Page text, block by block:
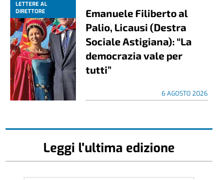
LETTERE AL
DIRETTORE
Emanuele Filiberto al
Palio, Licausi (Destra
Sociale Astigiana): “La
democrazia vale per
tutti”
6 AGOSTO 2026
Leggi l'ultima edizione